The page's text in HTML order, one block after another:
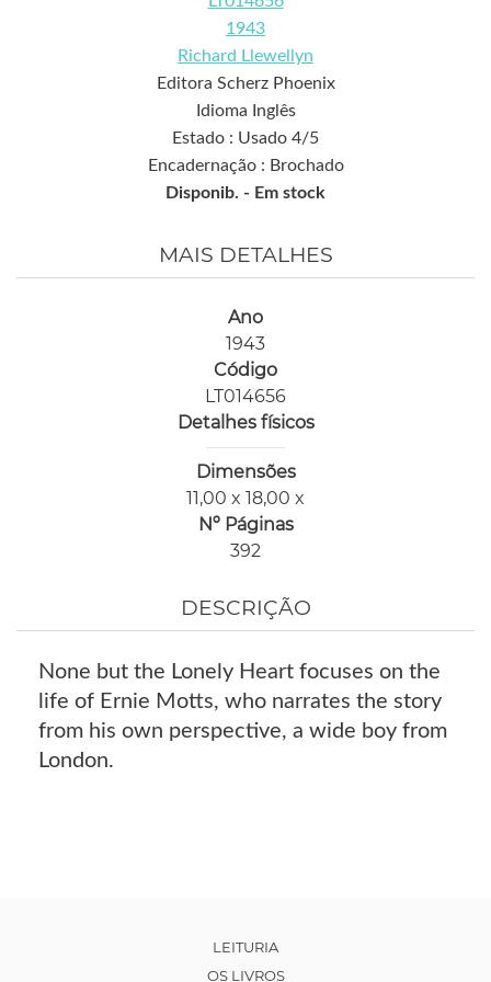
1943
Richard Llewellyn
Editora Scherz Phoenix
Idioma Inglês
Estado : Usado 4/5
Encadernação : Brochado
Disponib. - Em stock
MAIS DETALHES
Ano
1943
Código
LT014656
Detalhes físicos
Dimensões
11,00 x 18,00 x
Nº Páginas
392
DESCRIÇÃO
None but the Lonely Heart focuses on the
life of Ernie Motts, who narrates the story
from his own perspective, a wide boy from
London.
LEITURIA
OS LIVROS